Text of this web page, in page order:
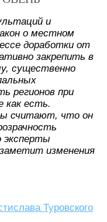
и
о местном
доработки от
закрепить в
существенно
регионов при
как есть.
считают, что он
эксперты
изменения
Туровского